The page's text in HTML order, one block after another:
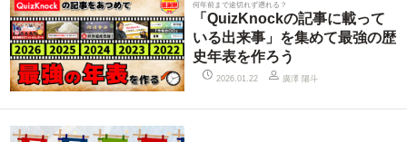
何年前まで途切れず遡れる？
「QuizKnockの記事に載って
いる出来事」を集めて最強の歴
史年表を作ろう
2026.01.22 廣澤 陽斗